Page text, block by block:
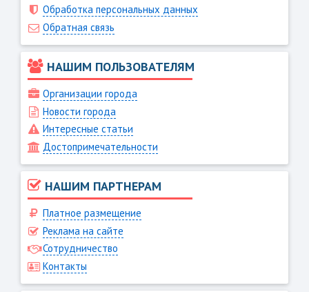
Обработка персональных данных
Обратная связь
НАШИМ ПОЛЬЗОВАТЕЛЯМ
Организации города
Новости города
Интересные статьи
Достопримечательности
НАШИМ ПАРТНЕРАМ
Платное размещение
Реклама на сайте
Сотрудничество
Контакты